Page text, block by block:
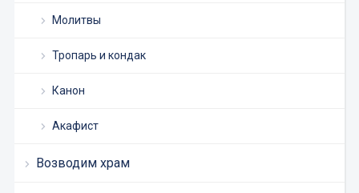
Молитвы
Тропарь и кондак
Канон
Акафист
Возводим храм